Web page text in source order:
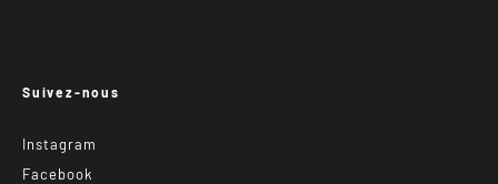
Suivez-nous
Instagram
Facebook